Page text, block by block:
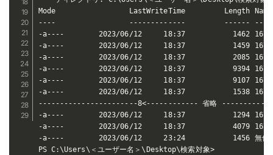
Mode
----
-a----        2023/
-a----        2023/
-a----        2023/
-a----        2023/
-a----        2023/
-a----        2023/
-----------------------
-a----        2023/
-a----        2023/
-a----        2023/06/12
PS C:\Users\＜ユーザー名＞\Desktop\検索対象>